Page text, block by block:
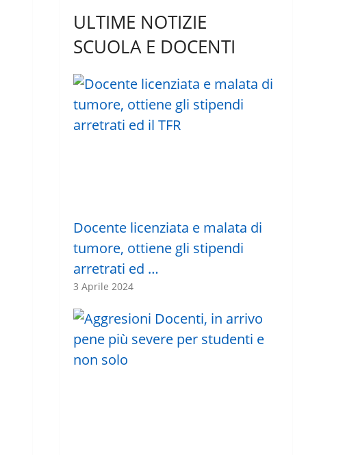
ULTIME NOTIZIE
SCUOLA E DOCENTI
Docente licenziata e malata di
tumore, ottiene gli stipendi
arretrati ed …
3 Aprile 2024